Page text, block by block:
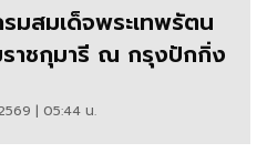
รมสมเด็จพระเทพรัตน
าชกุมารี ณ กรุงปักกิ่ง
| 05:44 น.